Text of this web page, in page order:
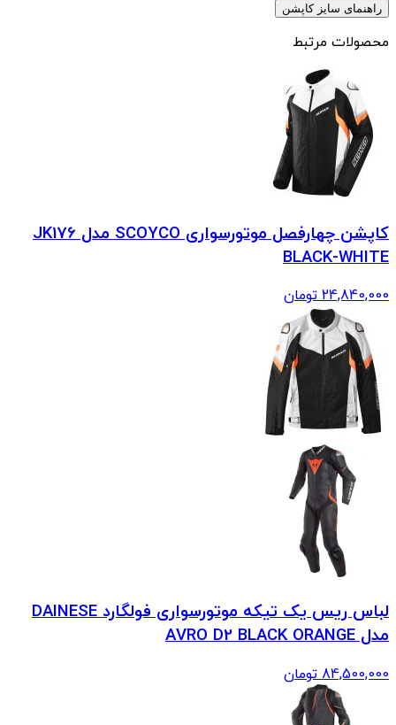
راهنمای سایز کاپشن
محصولات مرتبط
کاپشن چهارفصل موتورسواری SCOYCO مدل JK176
BLACK-WHITE
24,840,000 تومان
لباس ریس یک تیکه موتورسواری فولگارد DAINESE
مدل AVRO D2 BLACK ORANGE
84,500,000 تومان